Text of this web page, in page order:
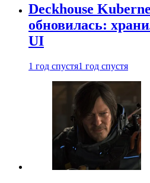
Deckhouse
обновилась:
UI
1 год спустя1 год спустя